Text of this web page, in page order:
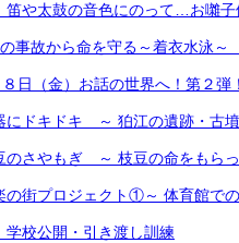
や太鼓の音色にのって…お囃子
事故から命を守る～着衣水泳～
日（金）お話の世界へ！第２弾
ドキドキ ～ 狛江の遺跡・古墳
さやもぎ ～ 枝豆の命をもらっ
街プロジェクト①～ 体育館で
校公開・引き渡し訓練